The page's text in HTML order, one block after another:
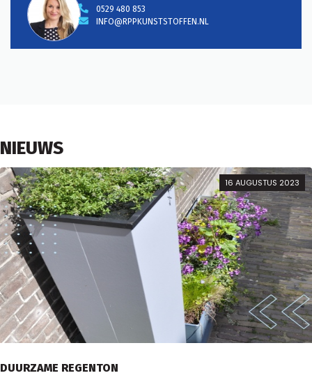
0529 480 853
INFO@RPPKUNSTSTOFFEN.NL
NIEUWS
16 AUGUSTUS 2023
DUURZAME REGENTON